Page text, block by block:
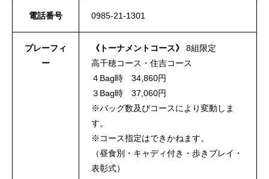
電話番号 0985-21-1301
プレーフィ
ー
《トーナメントコース》
8組限定
高千穂コース・住吉コース
４Bag時 34,860円
３Bag時 37,060円
※バッグ数及びコースにより変動しま
す。
※コース指定はできかねます。
（昼食別・キャディ付き・歩きプレイ・
表彰式）